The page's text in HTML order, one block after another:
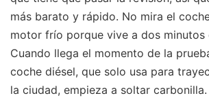
más barato y rápido. No mira el
motor frío porque vive a dos minutos
Cuando llega el momento de la
coche diésel, que solo usa para
la ciudad, empieza a soltar